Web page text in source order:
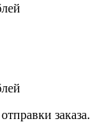
заказа.